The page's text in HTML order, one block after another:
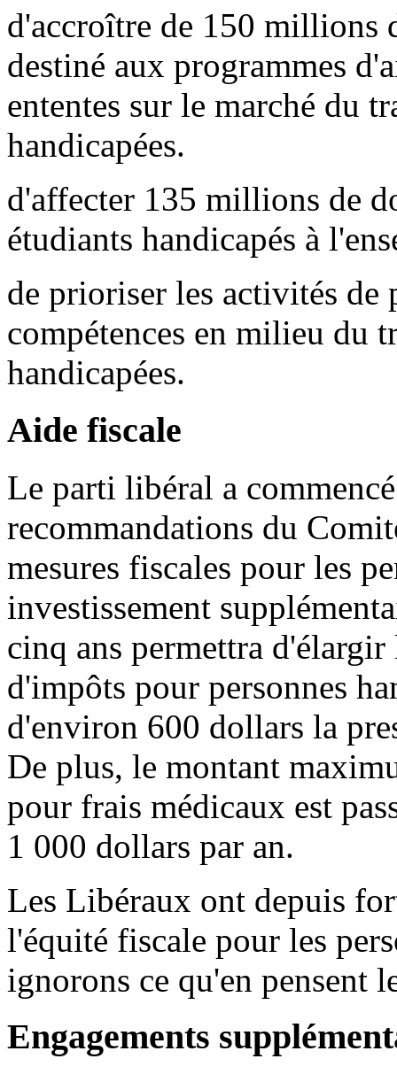
d'accroître de 150 millions
destiné aux programmes
ententes sur le marché du
handicapées.
d'affecter 135 millions de
étudiants handicapés à
de prioriser les activités de
compétences en milieu du
handicapées.
Aide fiscale
Le parti libéral a
recommandations du
mesures fiscales pour les
investissement
cinq ans permettra
d'impôts pour personnes
d'environ 600 dollars la
De plus, le montant
pour frais médicaux est
1 000 dollars par an.
Les Libéraux ont depuis
l'équité fiscale pour les
ignorons ce qu'en pensent
Engagements